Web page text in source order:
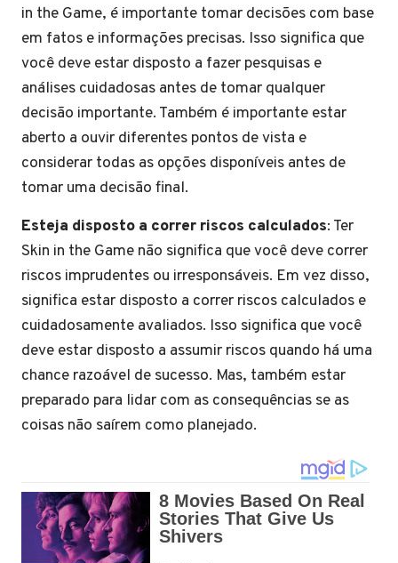
in the Game, é importante tomar decisões com base
em fatos e informações precisas. Isso significa que
você deve estar disposto a fazer pesquisas e
análises cuidadosas antes de tomar qualquer
decisão importante. Também é importante estar
aberto a ouvir diferentes pontos de vista e
considerar todas as opções disponíveis antes de
tomar uma decisão final.
Esteja disposto a correr riscos calculados: Ter
Skin in the Game não significa que você deve correr
riscos imprudentes ou irresponsáveis. Em vez disso,
significa estar disposto a correr riscos calculados e
cuidadosamente avaliados. Isso significa que você
deve estar disposto a assumir riscos quando há uma
chance razoável de sucesso. Mas, também estar
preparado para lidar com as consequências se as
coisas não saírem como planejado.